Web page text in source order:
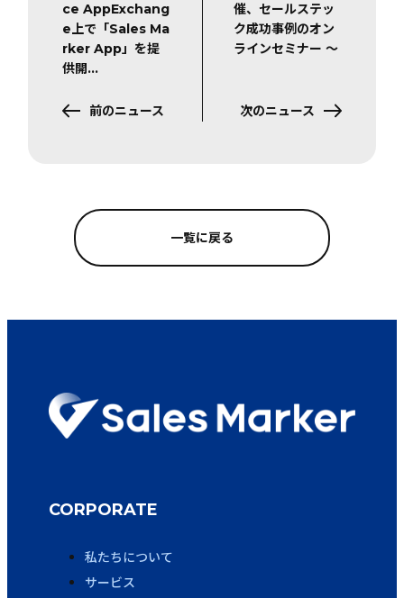
ce AppExchang
e上で「Sales Ma
rker App」を提
供開…
前のニュース
催、セールステッ
ク成功事例のオン
ラインセミナー 〜
次のニュース
一覧に戻る
CORPORATE
私たちについて
サービス